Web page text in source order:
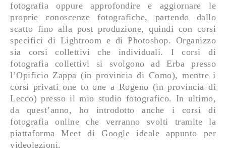
fotografia oppure approfondire e aggiornare le
proprie conoscenze fotografiche, partendo dallo
scatto fino alla post produzione, quindi con corsi
specifici di Lightroom e di Photoshop. Organizzo
sia corsi collettivi che individuali. I corsi di
fotografia collettivi si svolgono ad Erba presso
l’Opificio Zappa (in provincia di Como), mentre i
corsi privati one to one a Rogeno (in provincia di
Lecco) presso il mio studio fotografico. In ultimo,
da quest’anno, ho introdotto anche i corsi di
fotografia online che verranno svolti tramite la
piattaforma Meet di Google ideale appunto per
videolezioni.